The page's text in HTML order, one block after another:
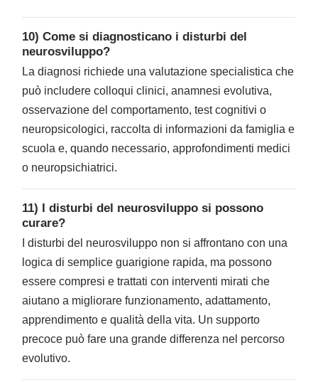
10) Come si diagnosticano i disturbi del
neurosviluppo?
La diagnosi richiede una valutazione specialistica che
può includere colloqui clinici, anamnesi evolutiva,
osservazione del comportamento, test cognitivi o
neuropsicologici, raccolta di informazioni da famiglia e
scuola e, quando necessario, approfondimenti medici
o neuropsichiatrici.
11) I disturbi del neurosviluppo si possono
curare?
I disturbi del neurosviluppo non si affrontano con una
logica di semplice guarigione rapida, ma possono
essere compresi e trattati con interventi mirati che
aiutano a migliorare funzionamento, adattamento,
apprendimento e qualità della vita. Un supporto
precoce può fare una grande differenza nel percorso
evolutivo.